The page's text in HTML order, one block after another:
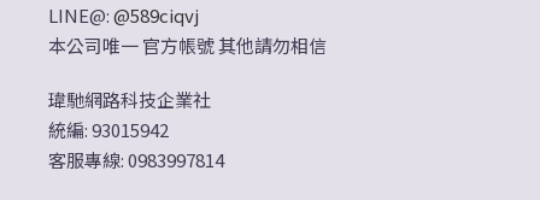
LINE@:@589ciqvj
本公司唯一 官方帳號 其他請勿相信
瑋馳網路科技企業社
統編: 93015942
客服專線: 0983997814